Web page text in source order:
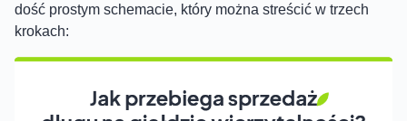
dość prostym schemacie, który można streścić w trzech
krokach: